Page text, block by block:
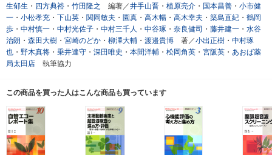
生郁生 ・ 四方典裕 ・ 竹田隆之 編著／井手山晋 ・ 植原亮介 ・ 国本昌善 ・ 小市健
一 ・ 小松孝充 ・ 下山英 ・ 関岡敏夫 ・ 園真 ・ 高木暢 ・ 高木幸夫 ・ 築島直紀 ・ 鶴岡
歩 ・ 中村慎一 ・ 中村光佐子 ・ 中村三千人 ・ 中谷琢 ・ 奈良健司 ・ 藤井建一 ・ 水谷
治朗 ・ 森田大樹 ・ 宮崎のどか ・ 柳澤大輔 ・ 渡邉貴博 著／小出正樹 ・ 中村琢
也 ・ 野木真将 ・ 乗井達守 ・ 深田唯史 ・ 本間洋輔 ・ 松岡角英 ・ 宮阪英 ・ あおば薬
局太田店 執筆協力
この商品を買った人はこんな商品も買っています